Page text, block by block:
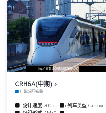
中车广东轨道交通车辆有限公司
CRH6A(中期)
广珠城际铁路
设计速度 200 km/h列车类型 Cinova